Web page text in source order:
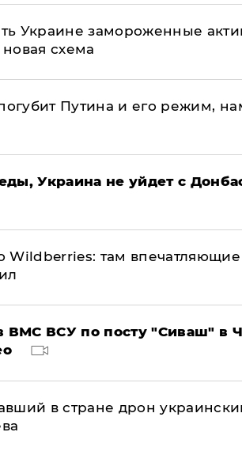
Украине замороженные
схема
Путина и его режим,
Украина не уйдет с
Wildberries: там
ВМС ВСУ по посту "Сиваш" в
в стране дрон